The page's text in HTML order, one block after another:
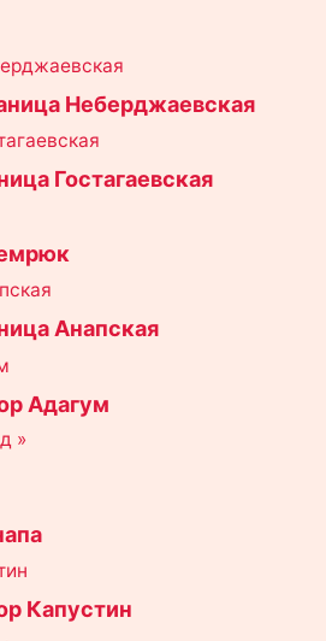
Неберджаевская
Гостагаевская
Анапская
Адагум
»
Капустин